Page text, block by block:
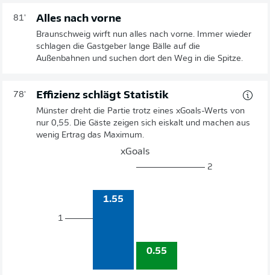
81' Alles nach vorne
Braunschweig wirft nun alles nach vorne. Immer wieder
schlagen die Gastgeber lange Bälle auf die
Außenbahnen und suchen dort den Weg in die Spitze.
78' Effizienz schlägt Statistik
Münster dreht die Partie trotz eines xGoals-Werts von
nur 0,55. Die Gäste zeigen sich eiskalt und machen aus
wenig Ertrag das Maximum.
xGoals
1
1.55
0.55
2